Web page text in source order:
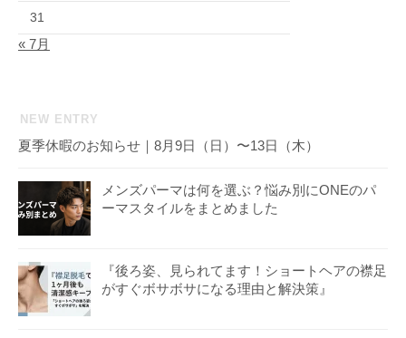
31
« 7月
NEW ENTRY
夏季休暇のお知らせ｜8月9日（日）〜13日（木）
メンズパーマは何を選ぶ？悩み別にONEのパ
ーマスタイルをまとめました
『後ろ姿、見られてます！ショートヘアの襟足
がすぐボサボサになる理由と解決策』